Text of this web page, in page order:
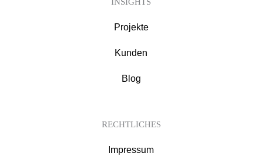
INSIGHTS
Projekte
Kunden
Blog
RECHTLICHES
Impressum